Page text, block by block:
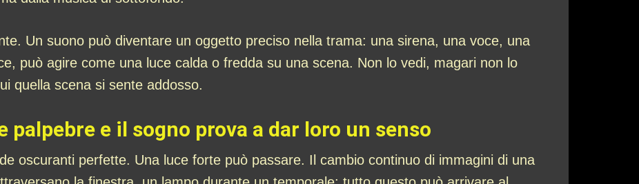
Un suono può diventare un oggetto preciso nella trama: una sirena, una voce, una
può agire come una luce calda o fredda su una scena. Non lo vedi, magari non lo
quella scena si sente addosso.
palpebre e il sogno prova a dar loro un senso
oscuranti perfette. Una luce forte può passare. Il cambio continuo di immagini di una